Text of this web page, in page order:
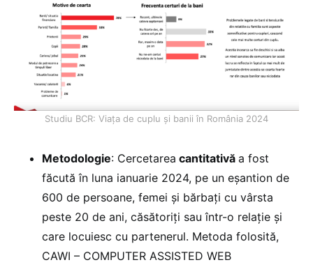
Studiu BCR: Viața de cuplu și banii în România 2024
Metodologie: Cercetarea cantitativă a fost
făcută în luna ianuarie 2024, pe un eșantion de
600 de persoane, femei și bărbați cu vârsta
peste 20 de ani, căsătoriți sau într-o relație și
care locuiesc cu partenerul. Metoda folosită,
CAWI – COMPUTER ASSISTED WEB